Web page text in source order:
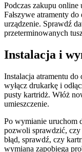
Podczas zakupu
Fałszywe atramenty
urządzenie. Sprawdź
przeterminowanych
Instalacja i
Instalacja atramentu
wyłącz drukarkę i
pusty kartridż. Włóż
umieszczenie.
Po wymianie uruchom
pozwoli sprawdzić, czy
błąd, sprawdź, czy
wymiana zapobiega